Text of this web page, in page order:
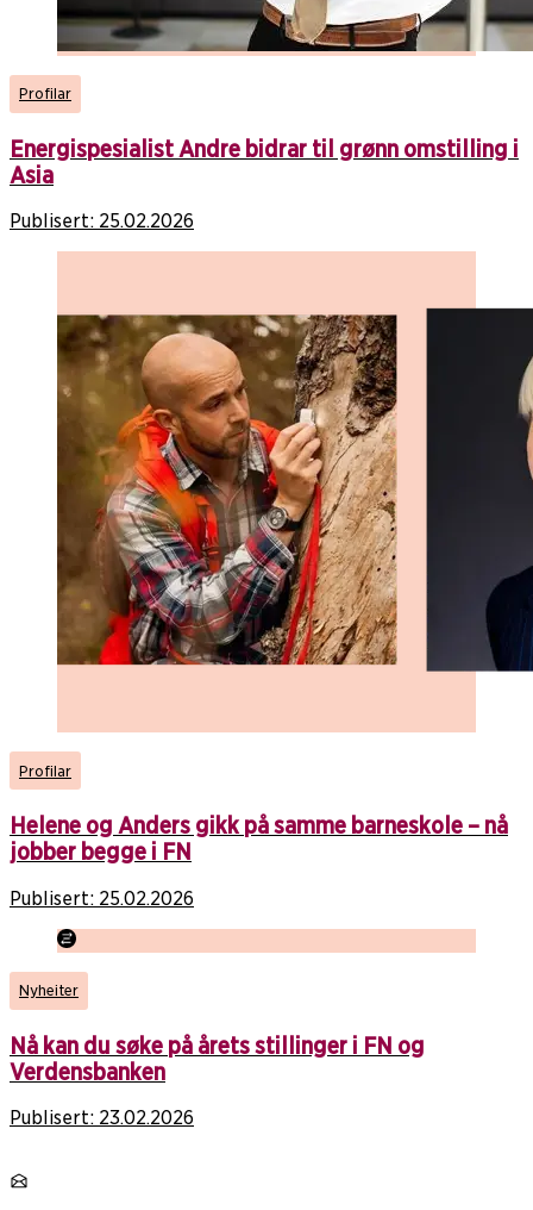
Profilar
Energispesialist Andre bidrar til grønn omstilling i
Asia
Publisert: 25.02.2026
Profilar
Helene og Anders gikk på samme barneskole – nå
jobber begge i FN
Publisert: 25.02.2026
Nyheiter
Nå kan du søke på årets stillinger i FN og
Verdensbanken
Publisert: 23.02.2026